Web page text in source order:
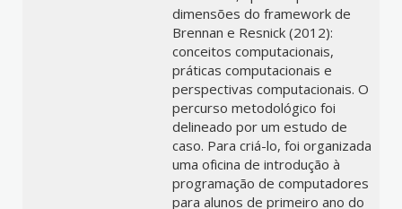
dimensões do framework de
Brennan e Resnick (2012):
conceitos computacionais,
práticas computacionais e
perspectivas computacionais. O
percurso metodológico foi
delineado por um estudo de
caso. Para criá-lo, foi organizada
uma oficina de introdução à
programação de computadores
para alunos de primeiro ano do